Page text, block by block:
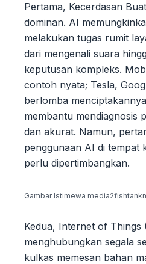
Pertama, Kecerdasan
dominan. AI
melakukan tugas rumit
dari mengenali suara
keputusan kompleks.
contoh nyata; Tesla,
berlomba
membantu mendiagnosis
dan akurat. Namun,
penggunaan AI di tempat
perlu dipertimbangkan.
Gambar Istimewa
Kedua, Internet of Things
menghubungkan segala
kulkas memesan bahan